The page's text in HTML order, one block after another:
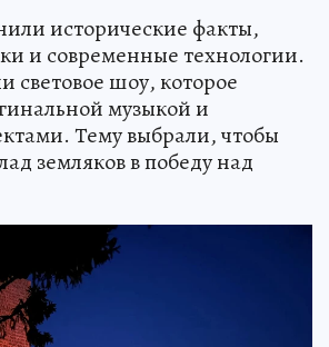
исторические факты,
и современные технологии.
световое шоу, которое
музыкой и
Тему выбрали, чтобы
земляков в победу над